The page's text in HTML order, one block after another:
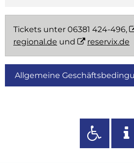
Tickets unter 06381 424-496,
regional.de und reservix.de
Allgemeine